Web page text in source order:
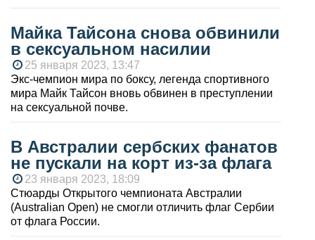
Майка Тайсона снова обвинили
в сексуальном насилии
25 января 2023, 13:47
Экс-чемпион мира по боксу, легенда спортивного
мира Майк Тайсон вновь обвинен в преступлении
на сексуальной почве.
В Австралии сербских фанатов
не пускали на корт из-за флага
23 января 2023, 18:09
Стюарды Открытого чемпионата Австралии
(Australian Open) не смогли отличить флаг Сербии
от флага России.